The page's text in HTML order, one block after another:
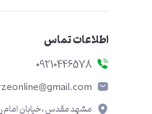
اطلاعات تماس
09210446578
مشهد مقدس ،خیابان امام